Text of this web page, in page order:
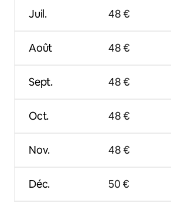
Juil.
Août
Sept.
Oct.
Nov.
Déc.
48 €
48 €
48 €
48 €
48 €
50 €